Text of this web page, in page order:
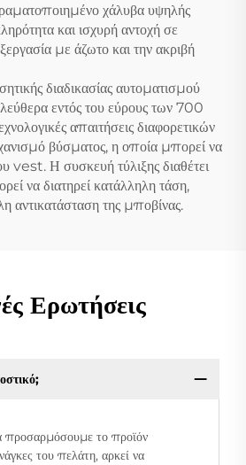
χάλυβα υψηλής
και ισχυρή αντοχή σε
με άζωτο και την ακριβή
διαδικασίας αυτοματισμού
εντός του εύρους των 700
απαιτήσεις διαφορετικών
βύσματος, η οποία μπορεί να
vest. Η συσκευή τύλιξης διαθέτει
να διατηρεί κατάλληλη τάση,
αντικατάσταση της μποβίνας.
Ερωτήσεις
το προϊόν
του πελάτη, αρκεί να